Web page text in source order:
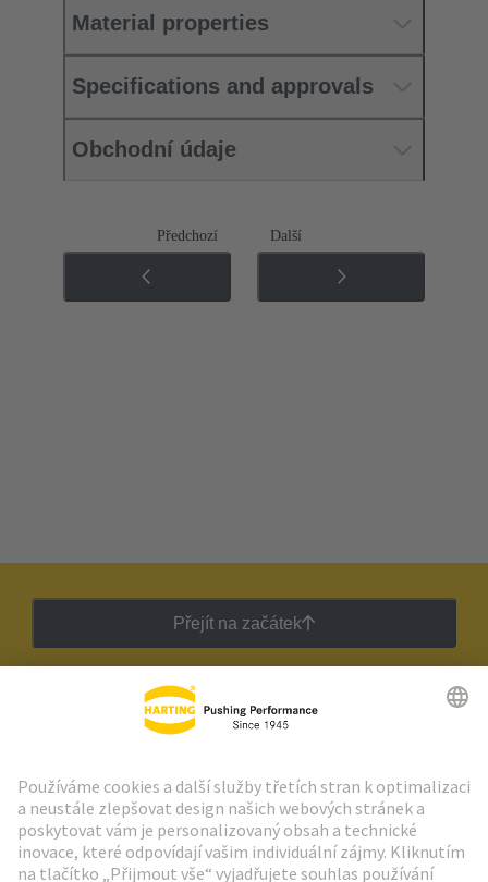
Material properties
Specifications and approvals
Obchodní údaje
Předchozí Další
Přejít na začátek
Zpravodaj HARTING
Přejít na registraci